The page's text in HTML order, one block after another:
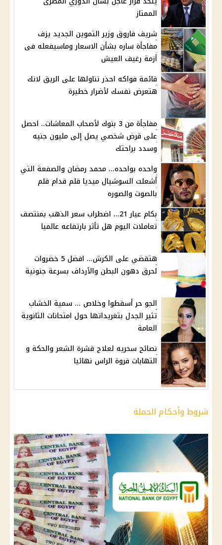
الممتاز
شريف فاروق وزير التموين الجديد يزف
مفاجأة ساره بشأن الاسعار وماسيفعله فى
أزمة رغيف العيش
قائمة فواكه احذر تناولها على الريق لانك
هتعرض نفسك لأضرار خطيرة
مفاجأة من 3 بنوك لأصحاب المعاشات.. احصل
على قرض شخصي يصل إلى مليون جنيه
وسدد براحتك
واحده بواحده... محمد رمضان والصفعة التي
أشعلت السوشيال ميديا قلم قدام قلم
بالصوت والصوره
بكام عيار 21... اضطراب سعر الذهب بمنتصف
تعاملات اليوم هل تأثر بارتفاعه عالميا
هتقضي على الكرش... افضل 5 خضروات
لحرق دهون البطن والأرداف بسرعة جنونية
الجو حر أسقطوا وخلاص ... سمية الخشاب
تثير الجدل بتغريداتها حول امتحانات الثانوية
العامة
نصائح سحريه لعلاج قشرة الشعر والحكة و
التهابات فروة الراس نهائيا
شروط وأحكام الحملة